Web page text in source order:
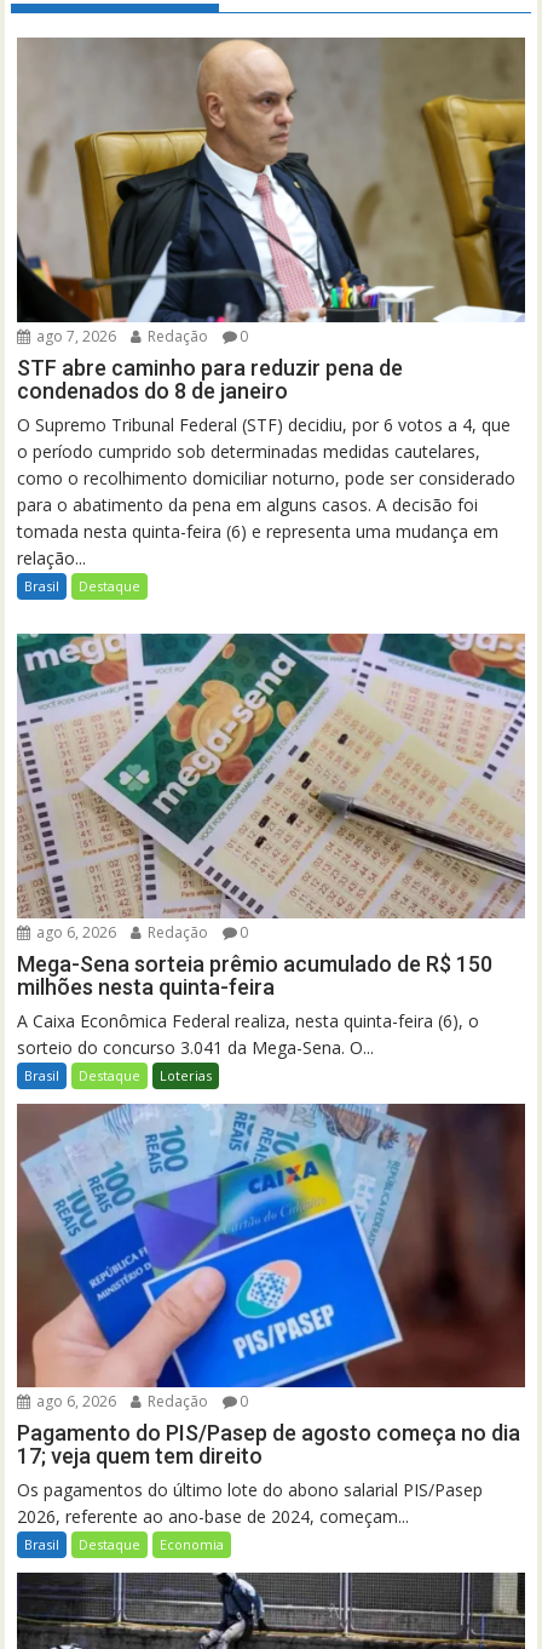
ago 7, 2026 Redação 0
STF abre caminho para reduzir pena de
condenados do 8 de janeiro
O Supremo Tribunal Federal (STF) decidiu, por 6 votos a 4, que
o período cumprido sob determinadas medidas cautelares,
como o recolhimento domiciliar noturno, pode ser considerado
para o abatimento da pena em alguns casos. A decisão foi
tomada nesta quinta-feira (6) e representa uma mudança em
relação...
Brasil Destaque
ago 6, 2026 Redação 0
Mega-Sena sorteia prêmio acumulado de R$ 150
milhões nesta quinta-feira
A Caixa Econômica Federal realiza, nesta quinta-feira (6), o
sorteio do concurso 3.041 da Mega-Sena. O...
Brasil Destaque Loterias
ago 6, 2026 Redação 0
Pagamento do PIS/Pasep de agosto começa no dia
17; veja quem tem direito
Os pagamentos do último lote do abono salarial PIS/Pasep
2026, referente ao ano-base de 2024, começam...
Brasil Destaque Economia